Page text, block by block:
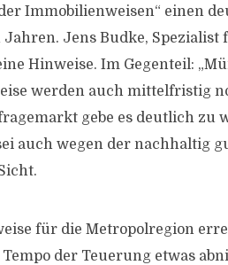
Immobilienweisen“ einen
Jens Budke,
Hinweise. Im Gegenteil:
werden auch mittelfristig
gebe es deutlich zu
auch wegen der nachhaltig
für die Metropolregion
der Teuerung etwas